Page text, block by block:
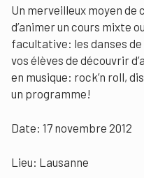
Un merveilleux moyen de
d’animer un cours mixte
facultative: les danses
vos élèves de découvrir
en musique: rock’n roll,
un programme!
Date: 17 novembre 2012
Lieu: Lausanne